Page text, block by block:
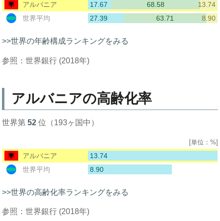
アルバニア 17.67 68.58
13.74
世界平均
27.39 63.71 8.90
>>世界の年齢構成ランキングをみる
参照：世界銀行 (2018年)
アルバニアの高齢化率
世界第52 位（193ヶ国中）
[単位：%]
アルバニア
13.74
世界平均
8.90
>>世界の高齢化率ランキングをみる
参照：世界銀行 (2018年)